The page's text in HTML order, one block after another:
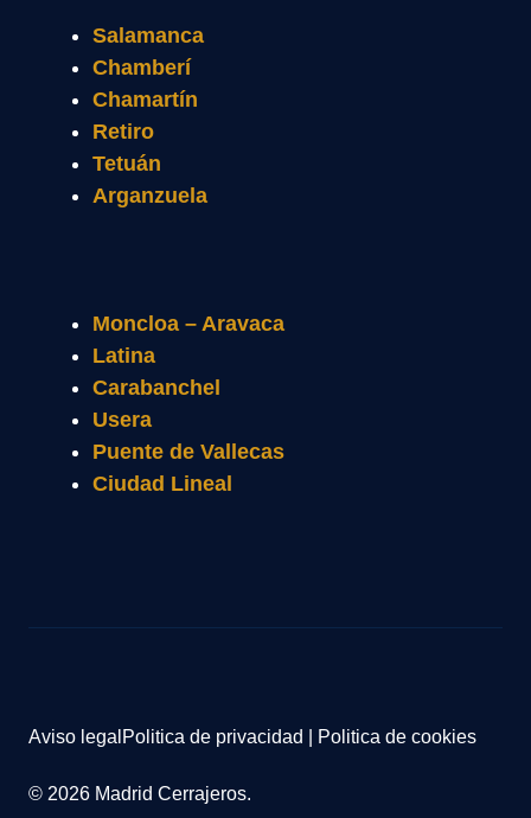
Salamanca
Chamberí
Chamartín
Retiro
Tetuán
Arganzuela
Moncloa – Aravaca
Latina
Carabanchel
Usera
Puente de Vallecas
Ciudad Lineal
© 2026 Madrid Cerrajeros.
Aviso legal Politica de privacidad Politica de cookies